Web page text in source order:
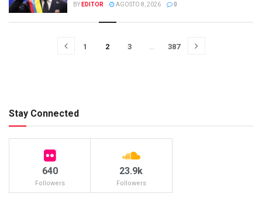
BY EDITOR AGOSTO 8, 2026 0
1 2 3 387
Stay Connected
640
Followers
23.9k
Followers